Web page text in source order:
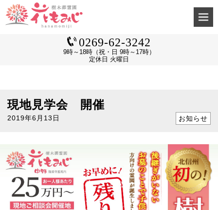
0269-62-3242
9時～18時（祝・日 9時～17時）
定休日 火曜日
現地見学会 開催
2019年6月13日 お知らせ